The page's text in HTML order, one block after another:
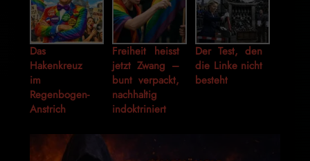
Das
Hakenkreuz
im
Regenbogen-
Anstrich
Freiheit heisst
jetzt Zwang –
bunt verpackt,
nachhaltig
indoktriniert
Der Test, den
die Linke nicht
besteht